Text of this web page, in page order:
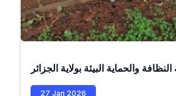
والحماية البيئة بولاية الجزائر
27 Jan 2026